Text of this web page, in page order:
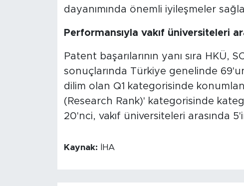
dayanımında önemli iyileşmeler
Performansıyla vakıf üniversiteleri
Patent başarılarının yanı sıra
sonuçlarında Türkiye genelinde
dilim olan Q1 kategorisinde
(Research Rank)' kategorisinde
20'nci, vakıf üniversiteleri arasında
Kaynak: İHA